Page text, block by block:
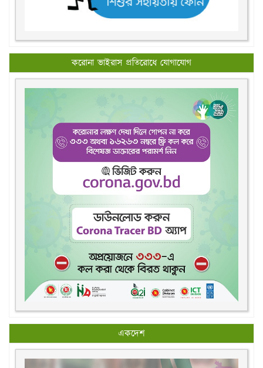
করোনা ভাইরাস প্রতিরোধে যোগাযোগ
একদেশ